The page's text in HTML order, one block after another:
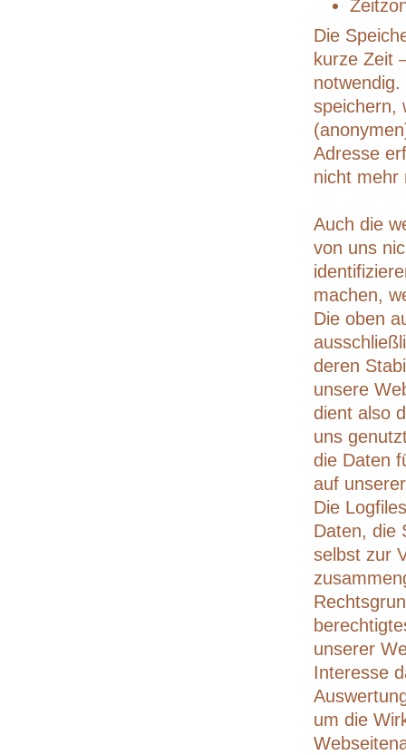
Die
kurze Zeit
speichern,
Adresse
nicht
Auch die
von uns
machen,
Die oben
deren
unsere
dient also
uns
die Daten
auf
Die
Daten, die
selbst zur
unserer
Interesse
um die